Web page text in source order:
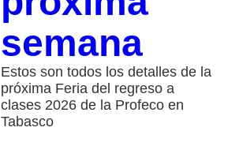
semana
Estos son todos los detalles de la
próxima Feria del regreso a
clases 2026 de la Profeco en
Tabasco